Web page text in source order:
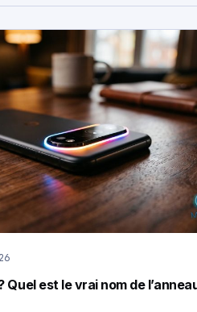
Quel est le vrai nom de